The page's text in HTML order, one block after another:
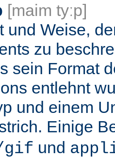
[maim tyːp]
und Weise,
zu
sein Format
entlehnt
und einem
Einige
gif und